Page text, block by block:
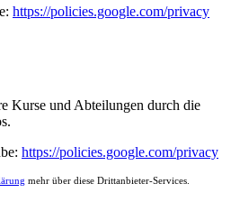
https://policies.google.com/privacy
Kurse und Abteilungen durch die
https://policies.google.com/privacy
mehr über diese Drittanbieter-Services.